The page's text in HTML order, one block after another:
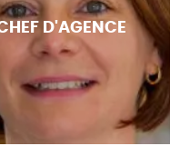
D'AGENCE